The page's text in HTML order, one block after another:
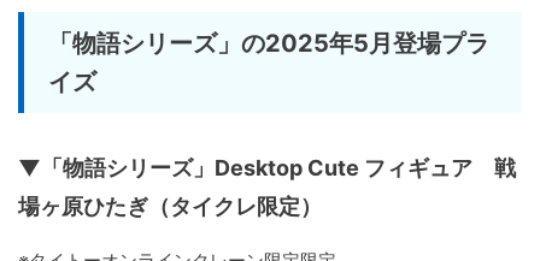
「物語シリーズ」の2025年5月登場プラ
イズ
▼「物語シリーズ」Desktop Cute フィギュア 戦
場ヶ原ひたぎ（タイクレ限定）